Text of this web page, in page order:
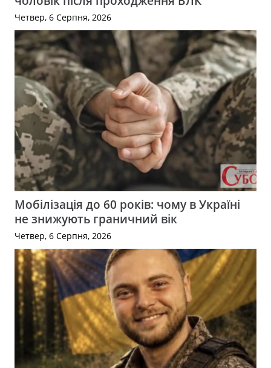
Четвер, 6 Серпня, 2026
Мобілізація до 60 років: чому в Україні
не знижують граничний вік
Четвер, 6 Серпня, 2026